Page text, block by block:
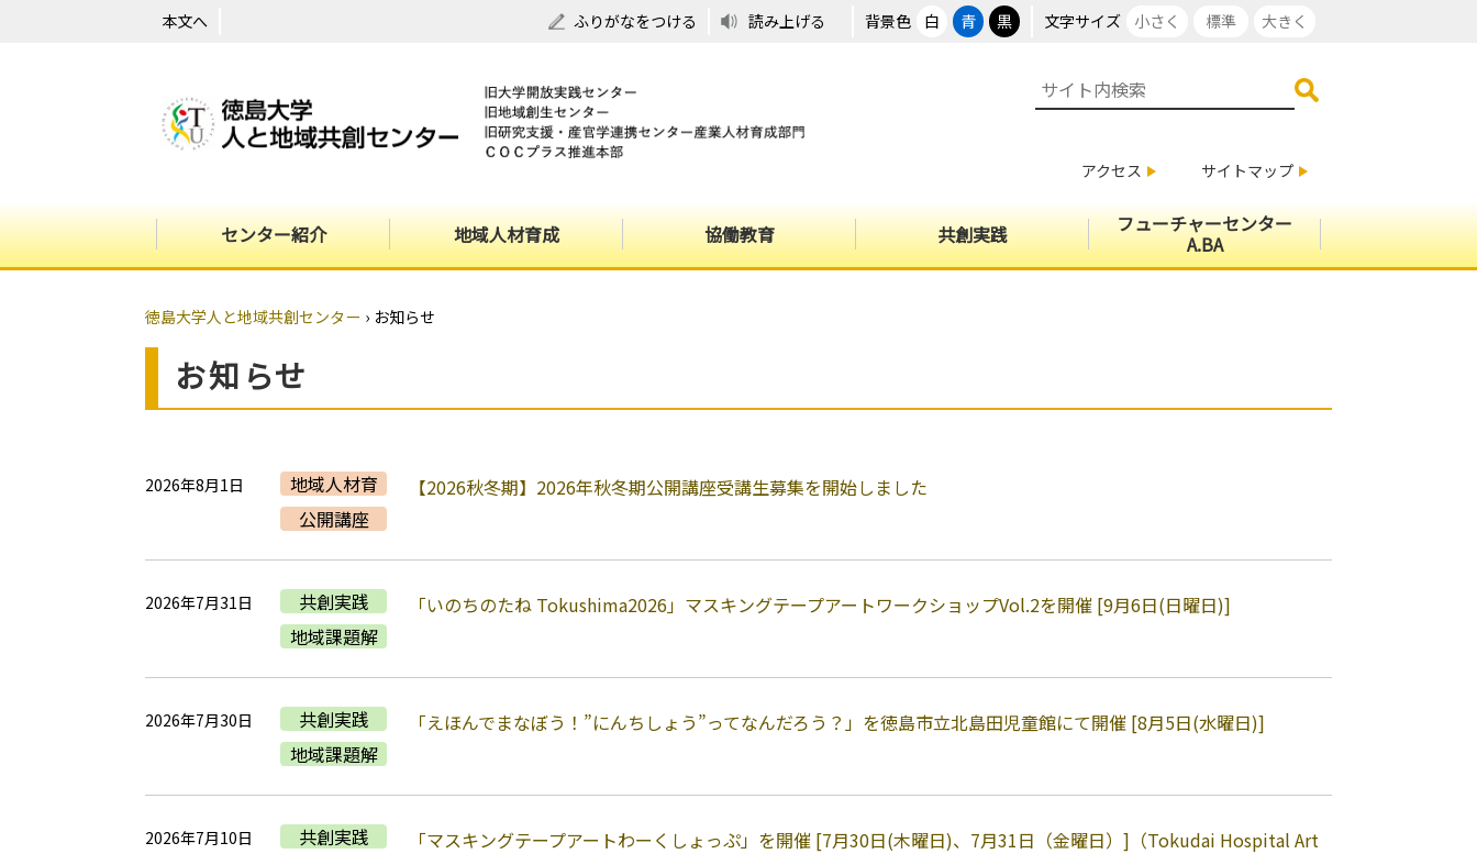
本文へ ふりがなをつける 読み上げる 背景色 白 青 黒 文字サイズ 小さく 標準 大きく
アクセス サイトマップ
センター紹介 地域人材育成 協働教育 共創実践 フューチャーセンター
A.BA
徳島大学人と地域共創センター › お知らせ
お知らせ
2026年8月1日
地域人材育
公開講座
【2026秋冬期】2026年秋冬期公開講座受講生募集を開始しました
2026年7月31日
共創実践
地域課題解
「いのちのたね Tokushima2026」マスキングテープアートワークショップVol.2を開催 [9月6日(日曜日)]
2026年7月30日
共創実践
地域課題解
「えほんでまなぼう！”にんちしょう”ってなんだろう？」を徳島市立北島田児童館にて開催 [8月5日(水曜日)]
2026年7月10日
共創実践
「マスキングテープアートわーくしょっぷ」を開催 [7月30日(木曜日)、7月31日（金曜日）]（Tokudai Hospital Art